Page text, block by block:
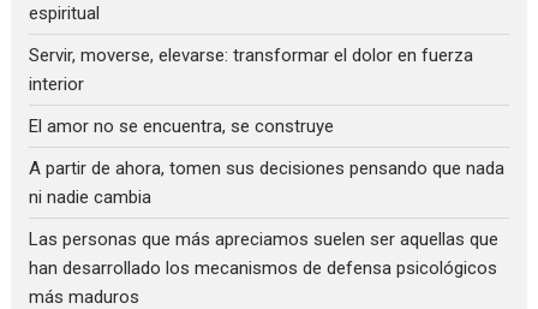
espiritual
Servir, moverse, elevarse: transformar el dolor en fuerza
interior
El amor no se encuentra, se construye
A partir de ahora, tomen sus decisiones pensando que nada
ni nadie cambia
Las personas que más apreciamos suelen ser aquellas que
han desarrollado los mecanismos de defensa psicológicos
más maduros